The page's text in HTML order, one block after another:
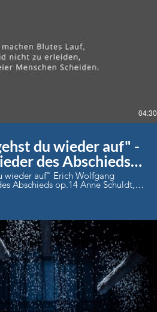
Play Video
04:30
du wieder auf" -
des Abschieds
wieder auf" Erich Wolfgang
Abschieds op.14 Anne Schuldt,
Play Video